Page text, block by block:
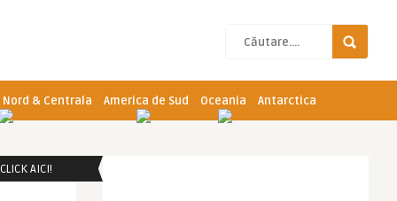
& Centrala America de Sud Oceania Antarctica
AICI!